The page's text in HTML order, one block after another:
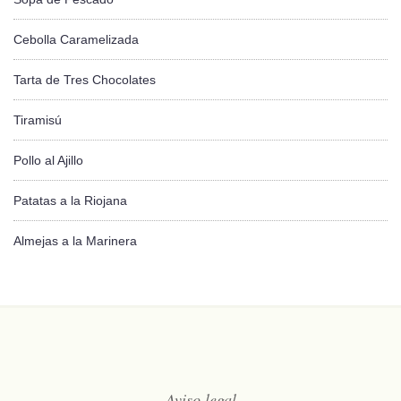
Cebolla Caramelizada
Tarta de Tres Chocolates
Tiramisú
Pollo al Ajillo
Patatas a la Riojana
Almejas a la Marinera